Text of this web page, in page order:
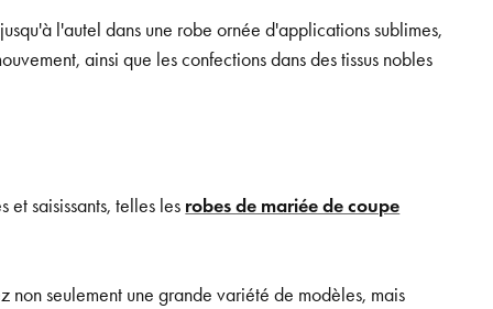
l'autel dans une robe ornée d'applications sublimes,
ainsi que les confections dans des tissus nobles
saisissants, telles les robes de mariée de coupe
seulement une grande variété de modèles, mais